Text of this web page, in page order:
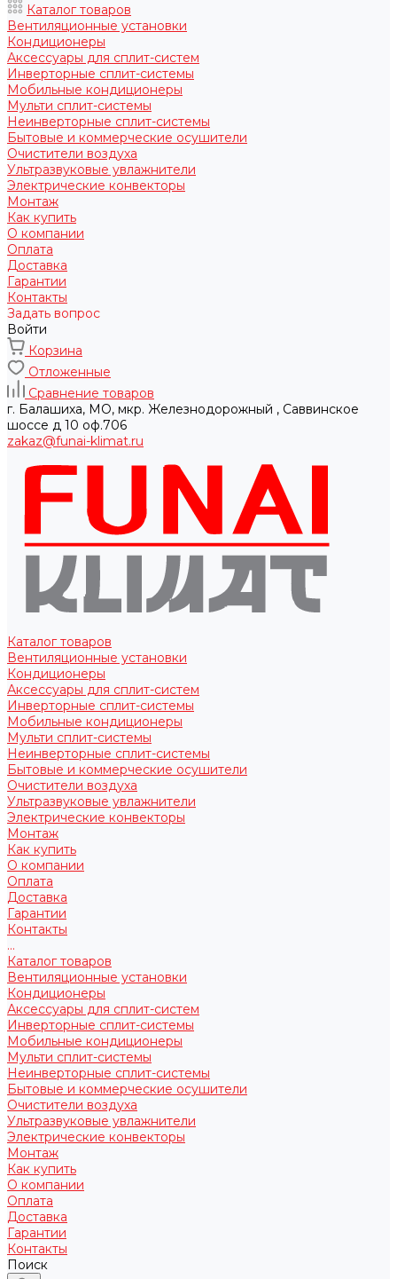
Каталог товаров
Вентиляционные установки
Кондиционеры
Аксессуары для сплит-систем
Инверторные сплит-системы
Мобильные кондиционеры
Мульти сплит-системы
Неинверторные сплит-системы
Бытовые и коммерческие осушители
Очистители воздуха
Ультразвуковые увлажнители
Электрические конвекторы
Монтаж
Как купить
О компании
Оплата
Доставка
Гарантии
Контакты
Задать вопрос
Войти
Корзина
Отложенные
Сравнение товаров
г. Балашиха, МО, мкр. Железнодорожный , Саввинское
шоссе д 10 оф.706
zakaz@funai-klimat.ru
Каталог товаров
Вентиляционные установки
Кондиционеры
Аксессуары для сплит-систем
Инверторные сплит-системы
Мобильные кондиционеры
Мульти сплит-системы
Неинверторные сплит-системы
Бытовые и коммерческие осушители
Очистители воздуха
Ультразвуковые увлажнители
Электрические конвекторы
Монтаж
Как купить
О компании
Оплата
Доставка
Гарантии
Контакты
...
Каталог товаров
Вентиляционные установки
Кондиционеры
Аксессуары для сплит-систем
Инверторные сплит-системы
Мобильные кондиционеры
Мульти сплит-системы
Неинверторные сплит-системы
Бытовые и коммерческие осушители
Очистители воздуха
Ультразвуковые увлажнители
Электрические конвекторы
Монтаж
Как купить
О компании
Оплата
Доставка
Гарантии
Контакты
Поиск